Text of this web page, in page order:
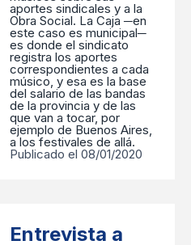
aportes sindicales y a la
Obra Social. La Caja ─en
este caso es municipal─
es donde el sindicato
registra los aportes
correspondientes a cada
músico, y esa es la base
del salario de las bandas
de la provincia y de las
que van a tocar, por
ejemplo de Buenos Aires,
a los festivales de allá.
Publicado el 08/01/2020
Entrevista a